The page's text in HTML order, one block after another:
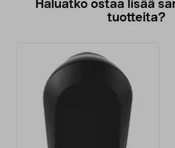
Haluatko ostaa lisää
tuotteita?